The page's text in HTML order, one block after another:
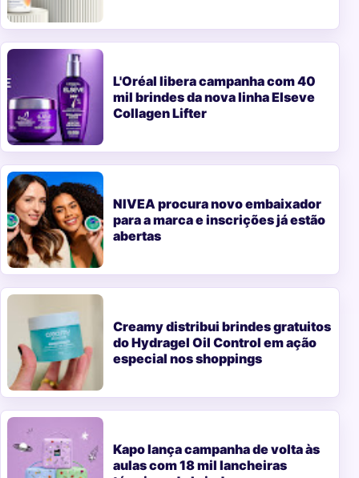
L'Oréal libera campanha com 40
mil brindes da nova linha Elseve
Collagen Lifter
NIVEA procura novo embaixador
para a marca e inscrições já estão
abertas
Creamy distribui brindes gratuitos
do Hydragel Oil Control em ação
especial nos shoppings
Kapo lança campanha de volta às
aulas com 18 mil lancheiras